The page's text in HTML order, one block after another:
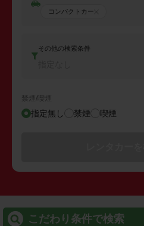
コンパクトカー
その他の検索条件
禁煙/喫煙
指定無し 禁煙 喫煙
こだわり条件で検索